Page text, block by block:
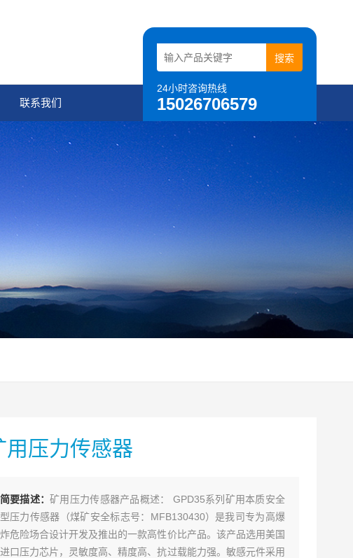
24小时咨询热线
15026706579
联系我们
用压力传感器
简要描述：矿用压力传感器产品概述： GPD35系列矿用本质安全
型压力传感器（煤矿安全标志号：MFB130430）是我司专为高爆
炸危险场合设计开发及推出的一款高性价比产品。该产品选用美国
进口压力芯片，灵敏度高、精度高、抗过载能力强。敏感元件采用